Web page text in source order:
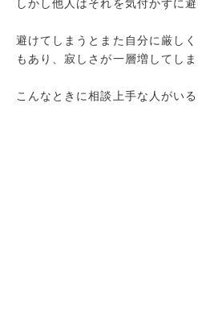
しかし他人はそれを気付かずに避
避けてしまうとまた自分に厳し
もあり、寂しさが一層増してし
こんなときに相談上手な人がいる